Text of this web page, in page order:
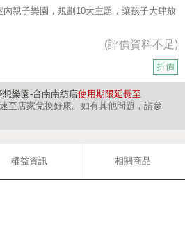
親子樂園，規劃10大主題，讓孩子大肆放
(評價資料不足)
折價
樂園-台南南紡店使用期限延長至
至店家兌換好康。如有其他問題，請參
權益資訊 相關商品